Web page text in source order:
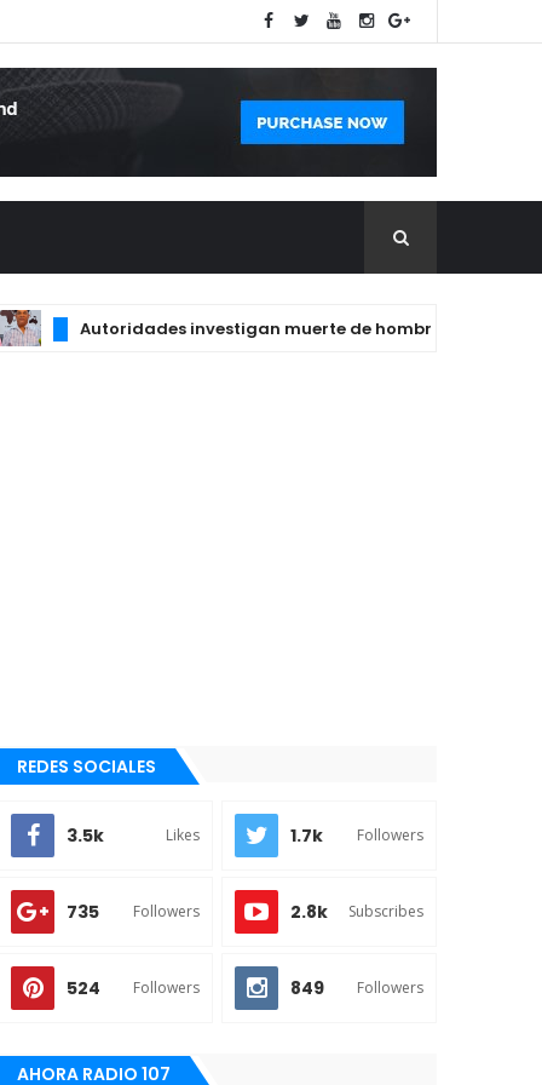
Autoridades investigan muerte de hombre de
REDES SOCIALES
3.5k Likes 1.7k Followers
735 Followers 2.8k Subscribes
524 Followers 849 Followers
AHORA RADIO 107